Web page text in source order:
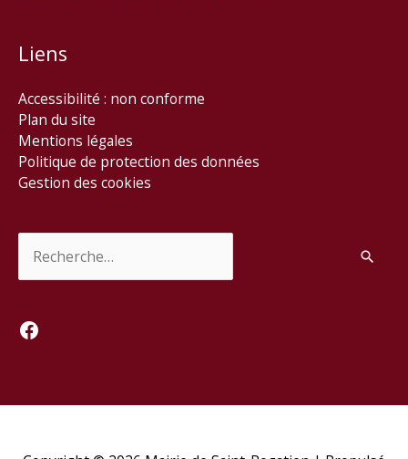
Liens
Accessibilité : non conforme
Plan du site
Mentions légales
Politique de protection des données
Gestion des cookies
Facebook